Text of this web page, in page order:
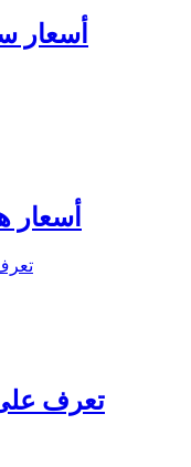
أسعار
أسعار
تعرف